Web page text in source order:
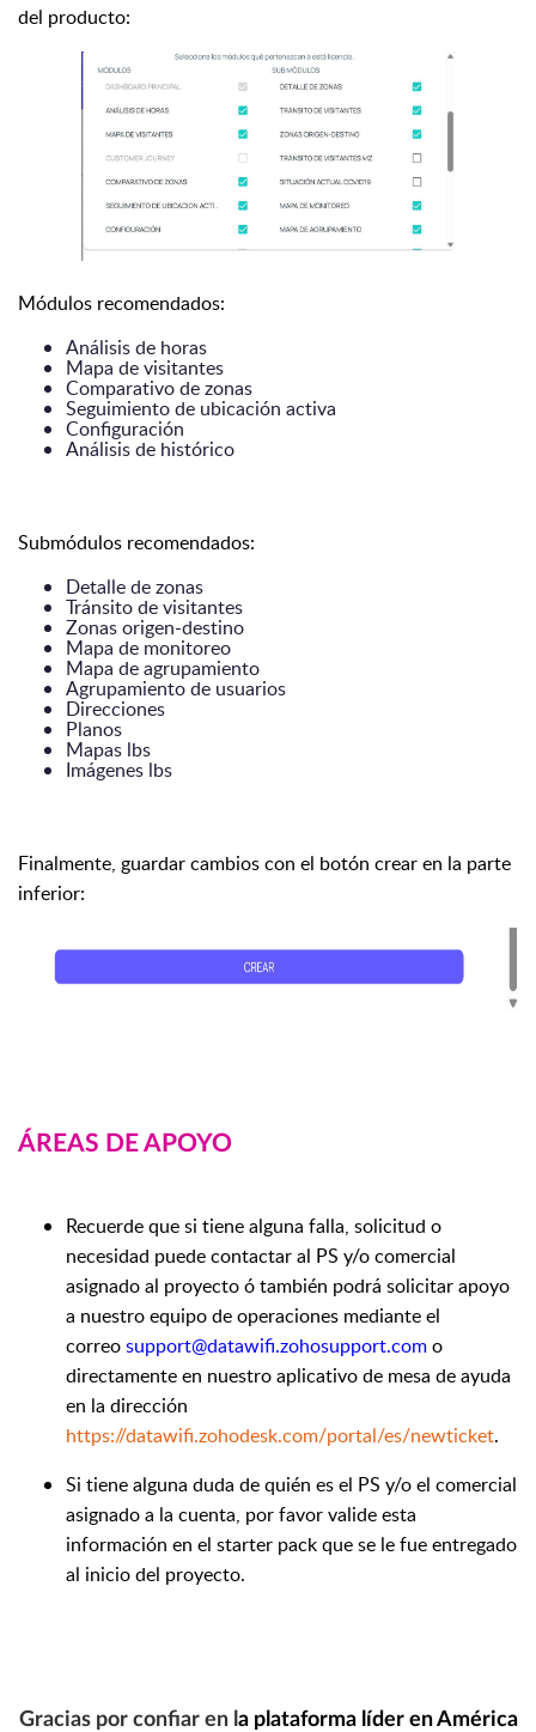
del producto:
Módulos recomendados:
Análisis de horas
Mapa de visitantes
Comparativo de zonas
Seguimiento de ubicación activa
Configuración
Análisis de histórico
Submódulos recomendados:
Detalle de zonas
Tránsito de visitantes
Zonas origen-destino
Mapa de monitoreo
Mapa de agrupamiento
Agrupamiento de usuarios
Direcciones
Planos
Mapas lbs
Imágenes lbs
Finalmente, guardar cambios con el botón crear en la parte
inferior:
ÁREAS DE APOYO
Recuerde que si tiene alguna falla, solicitud o
necesidad puede contactar al PS y/o comercial
asignado al proyecto ó también podrá solicitar apoyo
a nuestro equipo de operaciones mediante el
correosupport@datawifi.zohosupport.como
directamente en nuestro aplicativo de mesa de ayuda
en la dirección
https://datawifi.zohodesk.com/portal/es/newticket.
Si tiene alguna duda de quién es el PS y/o el comercial
asignado a la cuenta, por favor valide esta
información en el starter pack que se le fue entregado
al inicio del proyecto.
Gracias por confiar en l a plataforma líder en América